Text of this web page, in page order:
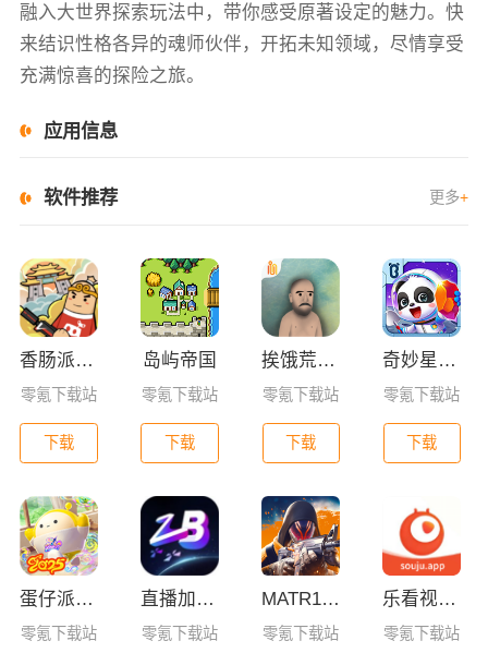
融入大世界探索玩法中，带你感受原著设定的魅力。快
来结识性格各异的魂师伙伴，开拓未知领域，尽情享受
充满惊喜的探险之旅。
应用信息
软件推荐 更多+
香肠派对亚服
零氪下载站
下载
岛屿帝国
零氪下载站
下载
挨饿荒野联机版
零氪下载站
下载
奇妙星际宇航员
零氪下载站
下载
蛋仔派对荣耀渠道服
零氪下载站
直播加加软件官方版
零氪下载站
MATR1X FIRE
零氪下载站
乐看视频app官方下载最新版2025
零氪下载站